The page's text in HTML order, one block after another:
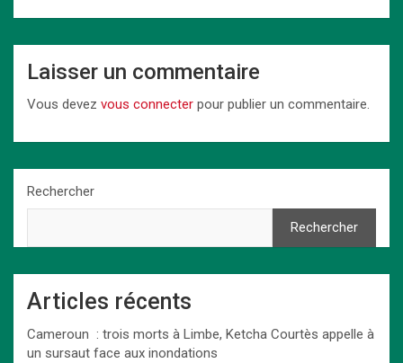
Laisser un commentaire
Vous devez vous connecter pour publier un commentaire.
Rechercher
Rechercher
Articles récents
Cameroun : trois morts à Limbe, Ketcha Courtès appelle à
un sursaut face aux inondations